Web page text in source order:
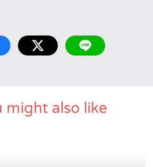
might also like